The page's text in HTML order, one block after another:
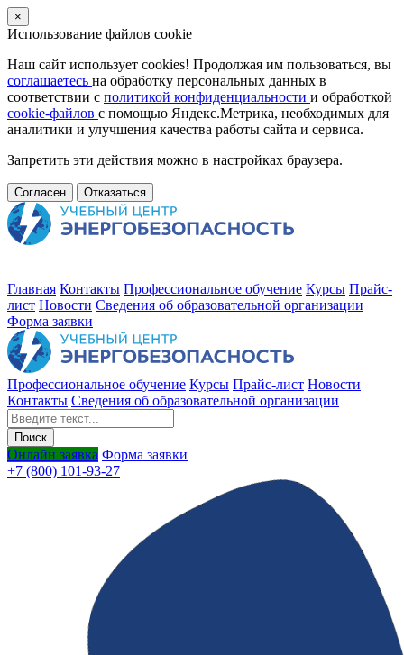
×
Использование файлов cookie
Наш сайт использует cookies! Продолжая им пользоваться, вы
соглашаетесь на обработку персональных данных в
соответствии с политикой конфиденциальности и обработкой
cookie-файлов с помощью Яндекс.Метрика, необходимых для
аналитики и улучшения качества работы сайта и сервиса.
Запретить эти действия можно в настройках браузера.
Согласен Отказаться
Главная Контакты Профессиональное обучение Курсы Прайс-
лист Новости Cведения об образовательной организации
Форма заявки
Профессиональное обучение Курсы Прайс-лист Новости
Контакты Cведения об образовательной организации
Онлайн заявка Форма заявки
+7 (800) 101-93-27